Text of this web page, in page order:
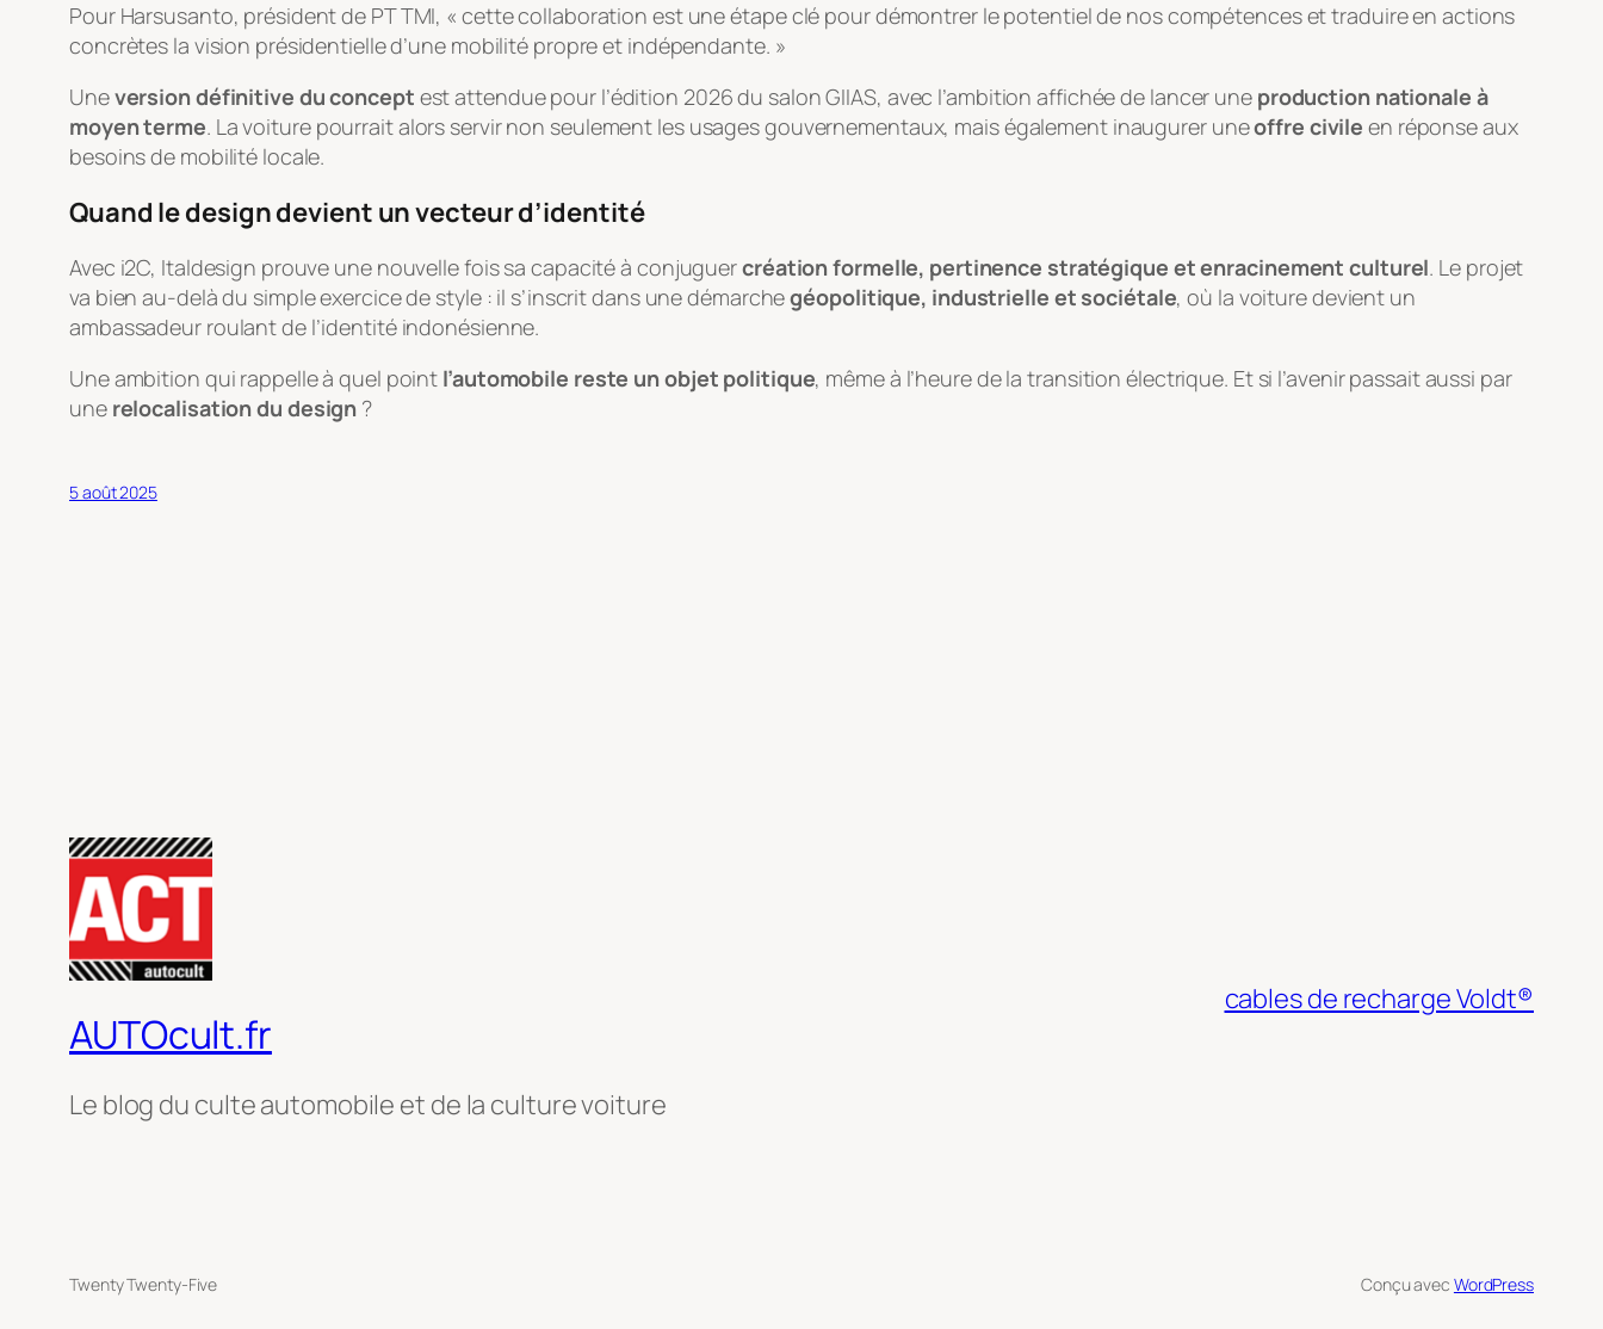
Pour Harsusanto, président de PT TMI, « cette collaboration est une étape clé pour démontrer le potentiel de nos compétences et traduire en actions
concrètes la vision présidentielle d’une mobilité propre et indépendante. »
Uneversion définitive du concept est attendue pour l’édition 2026 du salon GIIAS, avec l’ambition affichée de lancer une production nationale à
moyen terme. La voiture pourrait alors servir non seulement les usages gouvernementaux, mais également inaugurer uneoffre civile en réponse aux
besoins de mobilité locale.
Quand le design devient un vecteur d’identité
Avec i2C, Italdesign prouve une nouvelle fois sa capacité à conjuguercréation formelle, pertinence stratégique et enracinement culturel. Le projet
va bien au-delà du simple exercice de style : il s’inscrit dans une démarchegéopolitique, industrielle et sociétale, où la voiture devient un
ambassadeur roulant de l’identité indonésienne.
Une ambition qui rappelle à quel point l’automobile reste un objet politique, même à l’heure de la transition électrique. Et si l’avenir passait aussi par
une relocalisation du design ?
5 août 2025
AUTOcult.fr
Le blog du culte automobile et de la culture voiture
cables de recharge Voldt®
Twenty Twenty-Five Conçu avec WordPress